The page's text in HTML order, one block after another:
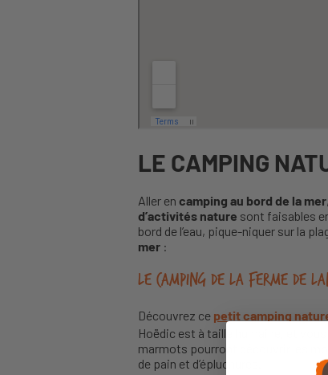
LE CAMPING
Aller en camping au bord de la mer
d’activités nature sont faisables
bord de l’eau, pique-niquer sur la
mer :
Le camping de la Ferme de
Découvrez ce petit camping
Hoëdic est à taille humaine, et vous
marmots pourront découvrir les
de pain et d’épluchures.